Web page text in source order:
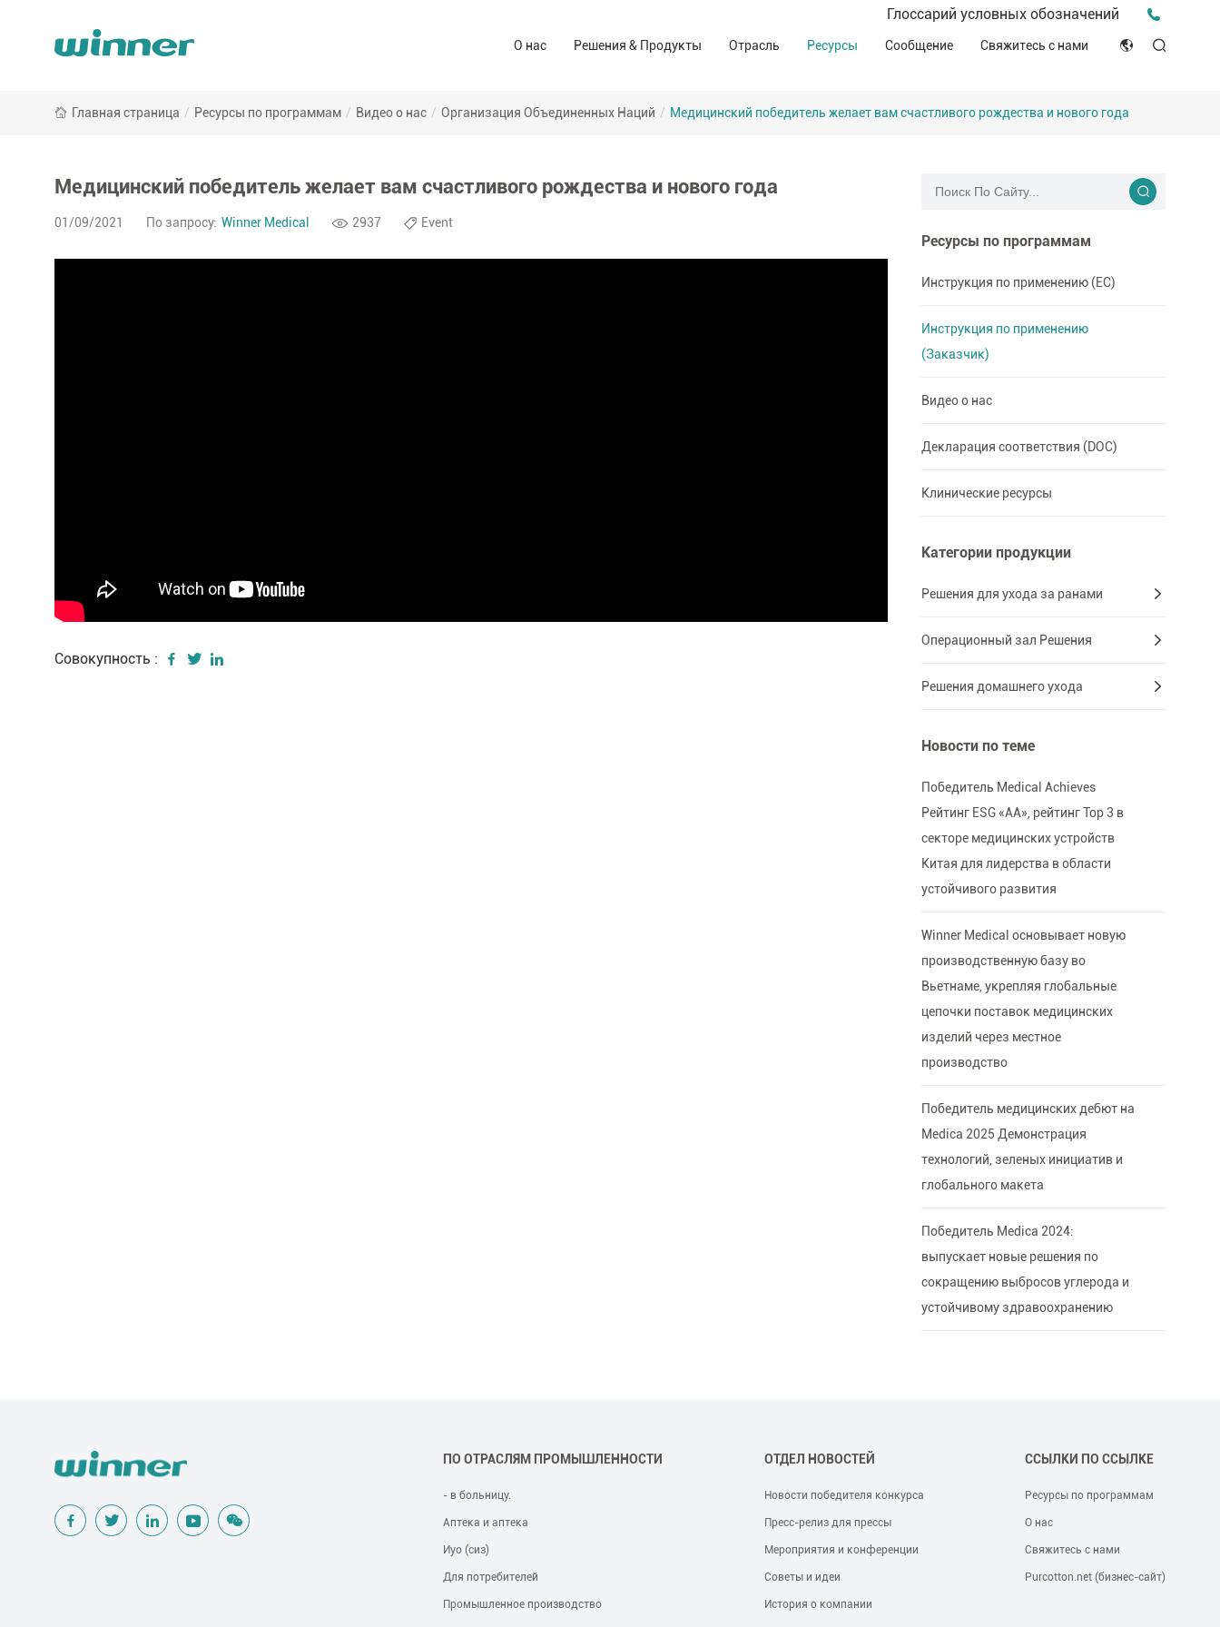
Глоссарий условных обозначений
О нас
Решения & Продукты Отрасль Ресурсы
Видео о нас
Сообщение
Мероприятия и конференции
История о компании
Свяжитесь с нами
Japan
Русский язык
بالعربية
Español
Deutsch
Главная страница / Ресурсы по программам / Видео о нас / Организация Объединенных Наций / Медицинский победитель желает вам счастливого рождества и нового года
Медицинский победитель желает вам счастливого рождества и нового года
01/09/2021 По запросу: Winner Medical 2937 Event
Совокупность :
Ресурсы по программам
Инструкция по применению (ЕС)
Инструкция по применению
(Заказчик)
Видео о нас
Декларация соответствия (DOC)
Клинические ресурсы
Категории продукции
Решения для ухода за ранами
Операционный зал Решения
Решения домашнего ухода
Новости по теме
Победитель Medical Achieves
Рейтинг ESG «AA», рейтинг Top 3 в
секторе медицинских устройств
Китая для лидерства в области
устойчивого развития
Winner Medical основывает новую
производственную базу во
Вьетнаме, укрепляя глобальные
цепочки поставок медицинских
изделий через местное
производство
Победитель медицинских дебют на
Medica 2025 Демонстрация
технологий, зеленых инициатив и
глобального макета
Победитель Medica 2024:
выпускает новые решения по
сокращению выбросов углерода и
устойчивому здравоохранению
ПО ОТРАСЛЯМ ПРОМЫШЛЕННОСТИ
- в больницу.
Аптека и аптека
Иуо (сиз)
Для потребителей
Промышленное производство
ОТДЕЛ НОВОСТЕЙ
Новости победителя конкурса
Пресс-релиз для прессы
Мероприятия и конференции
Советы и идеи
История о компании
ССЫЛКИ ПО ССЫЛКЕ
Ресурсы по программам
О нас
Свяжитесь с нами
Purcotton.net (бизнес-сайт)